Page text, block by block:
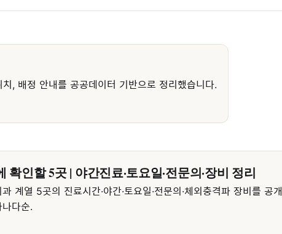
, 배정 안내를 공공데이터 기반으로 정리했습니다.
인할 5곳 | 야간진료·토요일·전문의·장비 정리
계열 5곳의 진료시간·야간·토요일·전문의·체외충격파 장비를 공개
다순.